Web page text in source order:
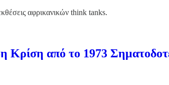
αφρικανικών think tanks.
από το 1973 Σηματοδοτεί